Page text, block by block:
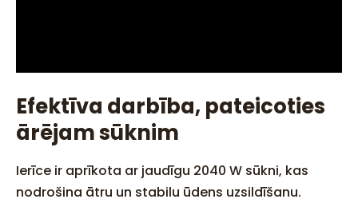
Efektīva darbība, pateicoties
ārējam sūknim
Ierīce ir aprīkota ar jaudīgu 2040 W sūkni, kas
nodrošina ātru un stabilu ūdens uzsildīšanu.